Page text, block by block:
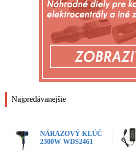
Najpredávanejšie
NÁRAZOVÝ KLÚČ
2300W WDS2461